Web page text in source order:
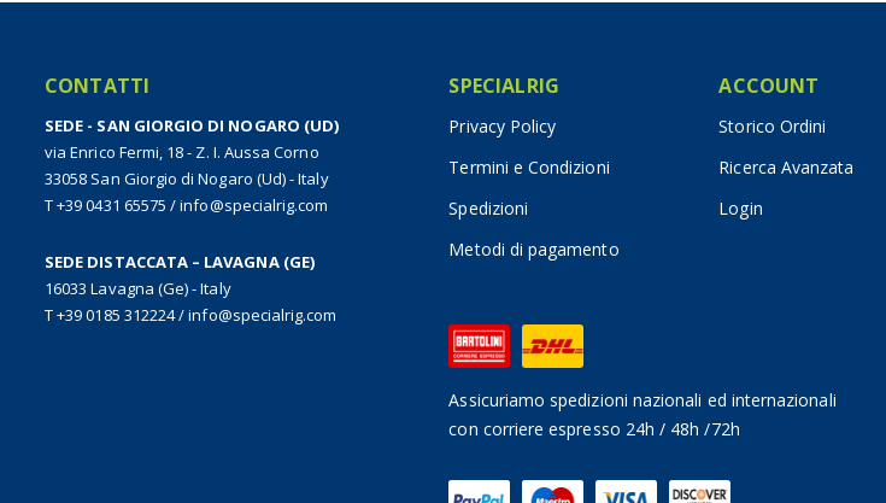
CONTATTI
SEDE - SAN GIORGIO DI NOGARO (UD)
via Enrico Fermi, 18 - Z. I. Aussa Corno
33058 San Giorgio di Nogaro (Ud) - Italy
T +39 0431 65575 /info@specialrig.com
SEDE DISTACCATA – LAVAGNA (GE)
16033 Lavagna (Ge) - Italy
T +39 0185 312224/info@specialrig.com
SPECIALRIG
Privacy Policy
Termini e Condizioni
Spedizioni
Metodi di pagamento
ACCOUNT
Storico Ordini
Ricerca Avanzata
Login
Assicuriamo spedizioni nazionali ed internazionali
con corriere espresso 24h / 48h /72h